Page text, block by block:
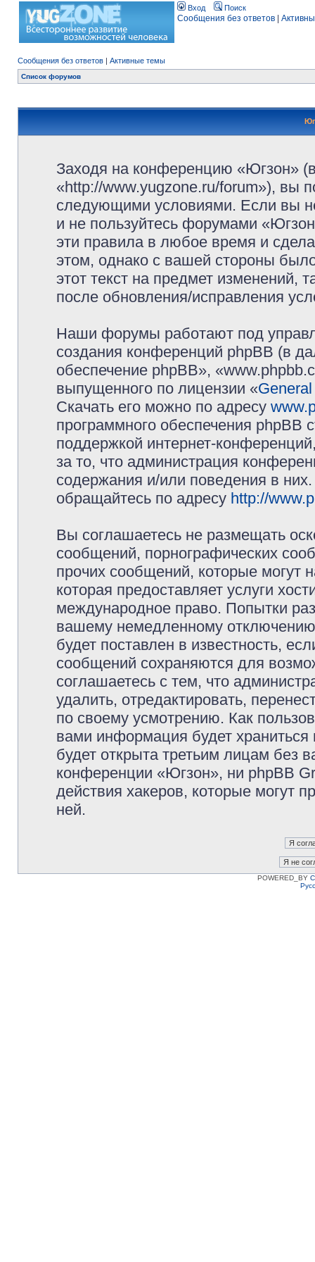
Вход Поиск
Сообщения без ответов
Сообщения без ответов | Активные темы
Список форумов
Заходя на конференцию «Югзон»
«http://www.yugzone.ru/forum»), вы
следующими условиями. Если вы
и не пользуйтесь форумами
эти правила в любое время и
этом, однако с вашей стороны
этот текст на предмет изменений,
после обновления/исправления
Наши форумы работают под
создания конференций phpBB (в
обеспечение phpBB»,
выпущенного по лицензии «
Скачать его можно по адресу
программного обеспечения phpBB
поддержкой интернет-
за то, что администрация
содержания и/или поведения в
обращайтесь по адресу http://
Вы соглашаетесь не размещать
сообщений, порнографических
прочих сообщений, которые могут
которая предоставляет услуги
международное право. Попытки
вашему немедленному
будет поставлен в известность,
сообщений сохраняются для
соглашаетесь с тем, что
удалить, отредактировать,
по своему усмотрению. Как
вами информация будет
будет открыта третьим лицам без
конференции «Югзон», ни phpBB
действия хакеров, которые могут
ней.
POWERED_BY